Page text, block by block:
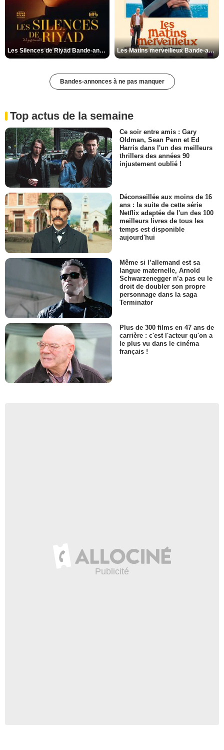
Les Silences de Riyad Bande-annonce VO STFR Les Matins merveilleux Bande-annonce VF
Bandes-annonces à ne pas manquer
Top actus de la semaine
Ce soir entre amis : Gary
Oldman, Sean Penn et Ed
Harris dans l'un des meilleurs
thrillers des années 90
injustement oublié !
Déconseillée aux moins de 16
ans : la suite de cette série
Netflix adaptée de l'un des 100
meilleurs livres de tous les
temps est disponible
aujourd'hui
Même si l’allemand est sa
langue maternelle, Arnold
Schwarzenegger n’a pas eu le
droit de doubler son propre
personnage dans la saga
Terminator
Plus de 300 films en 47 ans de
carrière : c'est l'acteur qu'on a
le plus vu dans le cinéma
français !